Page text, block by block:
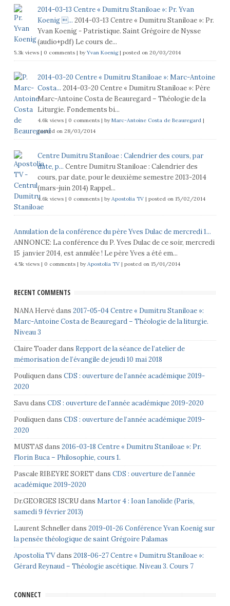
2014-03-13 Centre « Dumitru Staniloae »: Pr. Yvan
Koenig ... 2014-03-13 Centre « Dumitru Staniloae »: Pr.
Yvan Koenig - Patristique. Saint Grégoire de Nysse
(audio+pdf) Le cours de...
5.3k views| 0 comments| byYvan Koenig| posted on 20/03/2014
2014-03-20 Centre « Dumitru Staniloae »: Marc-Antoine
Costa... 2014-03-20 Centre « Dumitru Staniloae »: Père
Marc-Antoine Costa de Beauregard – Théologie de la
Liturgie. Fondements bi...
4.6k views| 0 comments| byMarc-Antoine Costa de Beauregard|
posted on 28/03/2014
Centre Dumitru Staniloae : Calendrier des cours, par
date, p... Centre Dumitru Staniloae : Calendrier des
cours, par date, pour le deuxième semestre 2013-2014
(mars-juin 2014) Rappel...
4.6k views| 0 comments| byApostolia TV| posted on 15/02/2014
Annulation de la conférence du père Yves Dulac de mercredi 1...
ANNONCE: La conférence du P. Yves Dulac de ce soir, mercredi
15 janvier 2014, est annulée ! Le père Yves a été em...
4.5k views| 0 comments| byApostolia TV| posted on 15/01/2014
RECENT COMMENTS
NANA Hervédans 2017-05-04 Centre « Dumitru Staniloae »:
Marc-Antoine Costa de Beauregard – Théologie de la liturgie.
Niveau 3
Claire Toaderdans Repport de la séance de l’atelier de
mémorisation de l’évangile de jeudi 10 mai 2018
Pouliquendans CDS : ouverture de l’année académique 2019-
2020
Savudans CDS : ouverture de l’année académique 2019-2020
Pouliquendans CDS : ouverture de l’année académique 2019-
2020
MUSTAS dans 2016-03-18 Centre « Dumitru Staniloae »: Pr.
Florin Buca – Philosophie, cours 1.
Pascale RIBEYRE SORET dans CDS : ouverture de l’année
académique 2019-2020
Dr.GEORGES ISCRUdans Martor 4 : Ioan Ianolide (Paris,
samedi 9 février 2013)
Laurent Schnellerdans 2019-01-26 Conférence Yvan Koenig sur
la pensée théologique de saint Grégoire Palamas
Apostolia TVdans 2018-06-27 Centre « Dumitru Staniloae »:
Gérard Reynaud – Théologie ascétique. Niveau 3. Cours 7
CONNECT